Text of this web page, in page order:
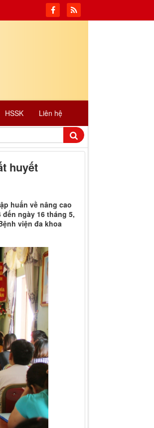
HSSK Liên hệ
huyết
huấn về nâng cao
ngày 16 tháng 5,
viện đa khoa